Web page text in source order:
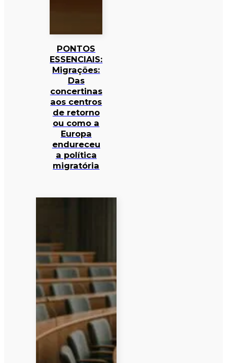
PONTOS
ESSENCIAIS:
Migrações:
Das
concertinas
aos centros
de retorno
ou como a
Europa
endureceu
a política
migratória